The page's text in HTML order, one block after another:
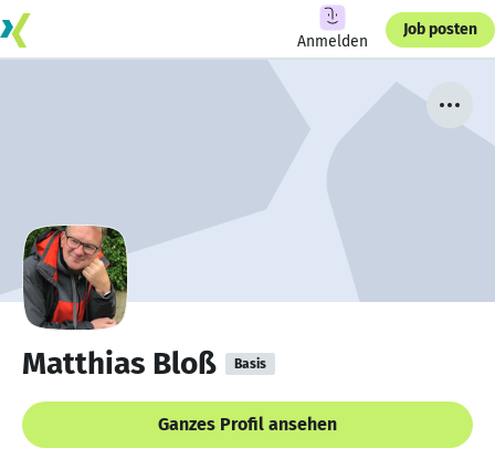
Anmelden
Job posten
Matthias Bloß Basis
Ganzes Profil ansehen